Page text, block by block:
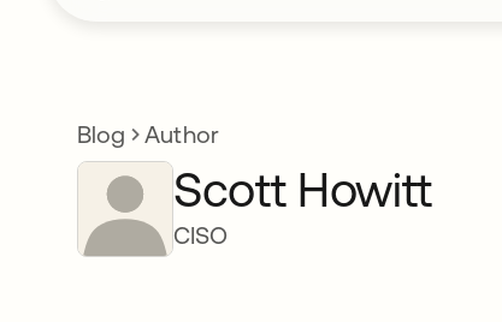
Blog Author
Scott Howitt
CISO